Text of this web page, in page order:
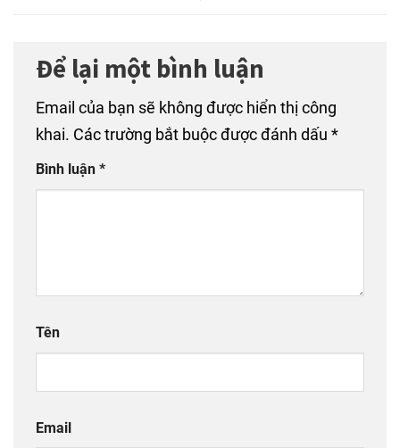
Để lại một bình luận
Email của bạn sẽ không được hiển thị công
khai. Các trường bắt buộc được đánh dấu *
Bình luận *
Tên
Email